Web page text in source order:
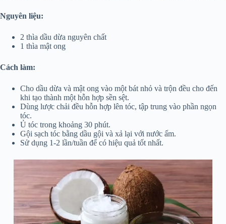
Nguyên liệu:
2 thìa dầu dừa nguyên chất
1 thìa mật ong
Cách làm:
Cho dầu dừa và mật ong vào một bát nhỏ và trộn đều cho đến
khi tạo thành một hỗn hợp sền sệt.
Dùng lược chải đều hỗn hợp lên tóc, tập trung vào phần ngọn
tóc.
Ủ tóc trong khoảng 30 phút.
Gội sạch tóc bằng dầu gội và xả lại với nước ấm.
Sử dụng 1-2 lần/tuần để có hiệu quả tốt nhất.